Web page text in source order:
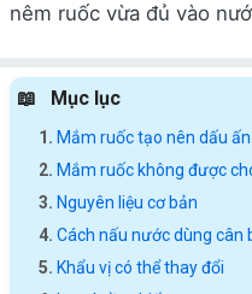
nêm ruốc vừa đủ vào
Mục lục
Mắm ruốc tạo nên dấu
Mắm ruốc không được
Nguyên liệu cơ bản
Cách nấu nước dùng cân
Khẩu vị có thể thay đổi